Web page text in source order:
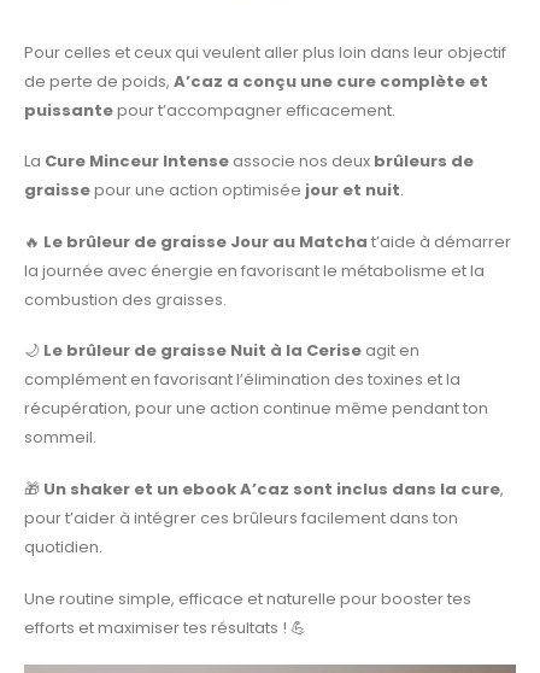
Pour celles et ceux qui veulent aller plus loin dans leur objectif
de perte de poids, A’caz a conçu une cure complète et
puissantepour t’accompagner efficacement.
La Cure Minceur Intense associe nos deux brûleurs de
graissepour une action optimisée jour et nuit.
🔥 Le brûleur de graisse Jour au Matcha t’aide à démarrer
la journée avec énergie en favorisant le métabolisme et la
combustion des graisses.
🌙 Le brûleur de graisse Nuit à la Cerise agit en
complément en favorisant l’élimination des toxines et la
récupération, pour une action continue même pendant ton
sommeil.
🎁 Un shaker et un ebook A’caz sont inclus dans la cure,
pour t’aider à intégrer ces brûleurs facilement dans ton
quotidien.
Une routine simple, efficace et naturelle pour booster tes
efforts et maximiser tes résultats ! 💪